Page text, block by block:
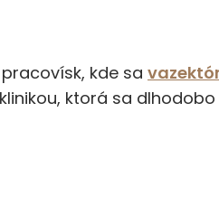
kde sa
ktorá sa